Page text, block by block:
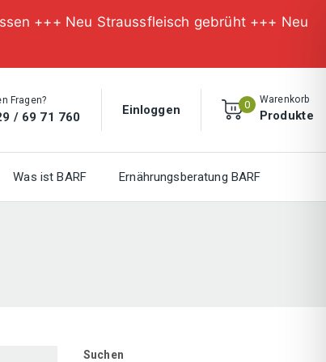
+++ Neu Straussfleisch gebrüht +++ Neu
Fragen?
/ 69 71 760
Einloggen 0 Warenkorb
Produkte
Was ist BARF Ernährungsberatung BARF
Suchen